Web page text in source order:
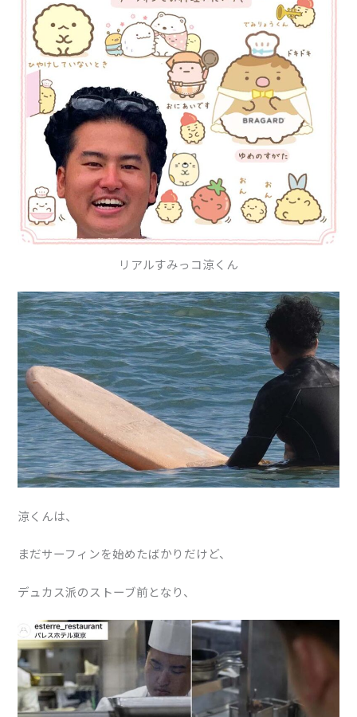
リアルすみっコ涼くん
涼くんは、
まだサーフィンを始めたばかりだけど、
デュカス派のストーブ前となり、